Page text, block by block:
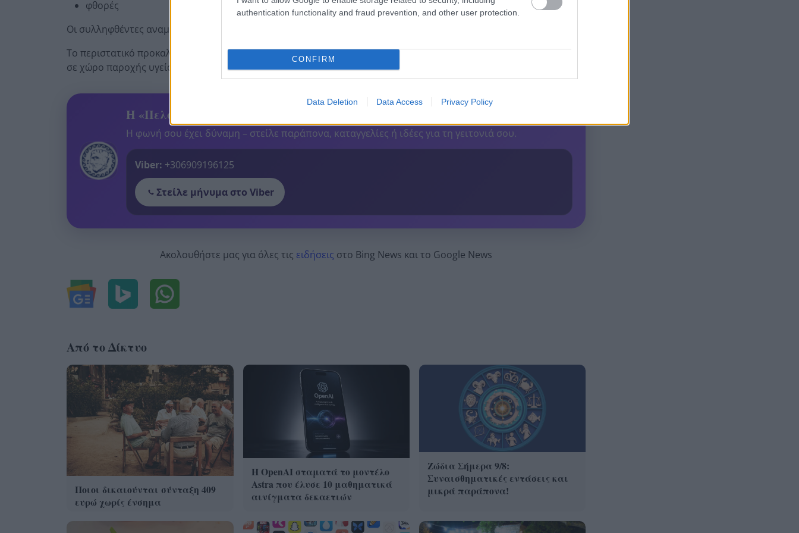
authentication functionality and fraud prevention, and other user protection.
CONFIRM
Data Deletion Data Access Privacy Policy
φθορές
Οι συλληφθέντες αναμένεται να οδηγηθούν στον εισαγγελέα, ενώ η υπόθεση εξετάζεται από τις αρμόδιες αρχές.
Το περιστατικό προκαλεί προβληματισμό, καθώς, σύμφωνα με τα στοιχεία της υπόθεσης, η ένταση ξεκίνησε μέσα
σε χώρο παροχής υγείας και συνεχίστηκε ακόμη και μετά την παρέμβαση της Αστυνομίας.
Η «Πελοπόννησος» και το pelop.gr σε ανοιχτή γραμμή με τον Πολίτη
Η φωνή σου έχει δύναμη – στείλε παράπονα, καταγγελίες ή ιδέες για τη γειτονιά σου.
Viber: +306909196125
Στείλε μήνυμα στο Viber
Ακολουθήστε μας για όλες τις ειδήσεις στο Bing News και το Google News
Από το Δίκτυο
Ποιοι δικαιούνται σύνταξη 409
ευρώ χωρίς ένσημα
Η OpenAI σταματά το μοντέλο
Astra που έλυσε 10 μαθηματικά
αινίγματα δεκαετιών
Ζώδια Σήμερα 9/8:
Συναισθηματικές εντάσεις και
μικρά παράπονα!